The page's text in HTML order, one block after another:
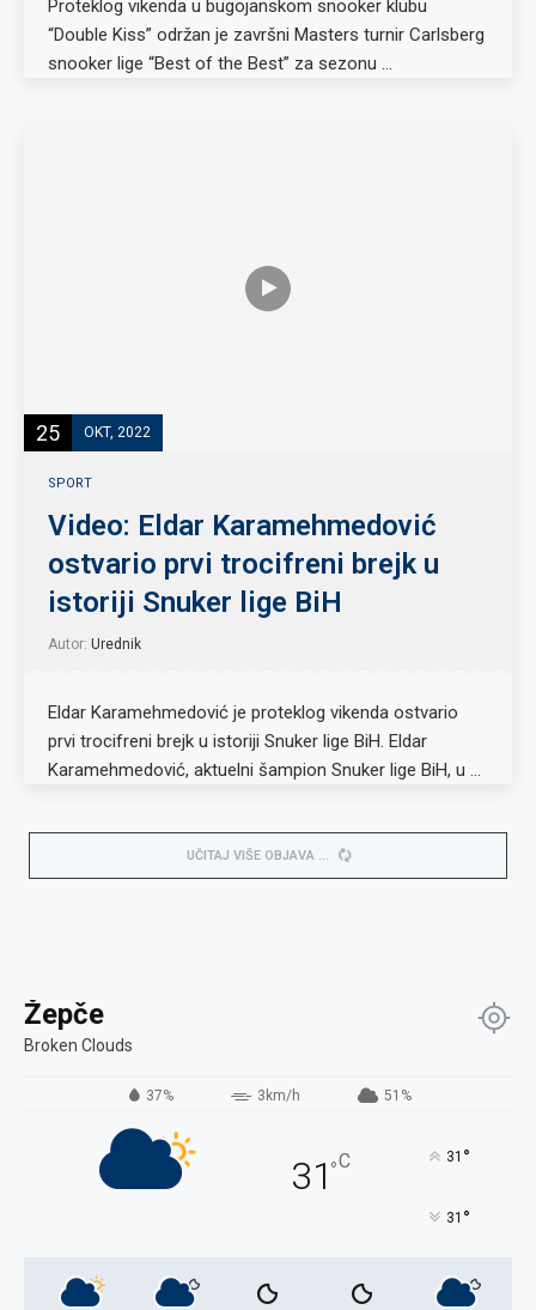
Proteklog vikenda u bugojanskom snooker klubu
“Double Kiss” održan je završni Masters turnir Carlsberg
snooker lige “Best of the Best” za sezonu …
25 OKT, 2022
SPORT
Video: Eldar Karamehmedović
ostvario prvi trocifreni brejk u
istoriji Snuker lige BiH
Autor: Urednik
Eldar Karamehmedović je proteklog vikenda ostvario
prvi trocifreni brejk u istoriji Snuker lige BiH. Eldar
Karamehmedović, aktuelni šampion Snuker lige BiH, u …
UČITAJ VIŠE OBJAVA
Žepče
Broken Clouds
37% 3km/h 51%
31°C 31 °
31 °